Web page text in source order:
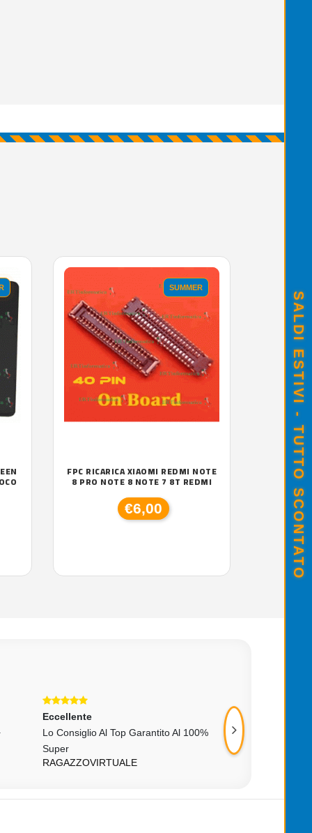
SUMMER
FPC RICARICA XIAOMI REDMI NOTE
8 PRO NOTE 8 NOTE 7 8T REDMI
€6,00
Eccellente
Lo Consiglio Al Top Garantito Al 100%
Super
RAGAZZOVIRTUALE
Eccellente
Perfetto....!!!!
Consigliato...!!!
SALDI ESTIVI - TUTTO SCONTATO